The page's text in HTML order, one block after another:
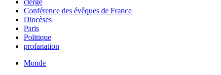
clerge
Conférence des évêques de France
Diocèses
Paris
Politique
profanation
Monde